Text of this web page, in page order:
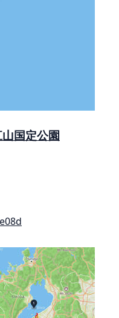
国定公園